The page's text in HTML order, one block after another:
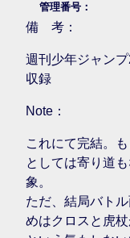
管理番号：
備 考：
週刊少年ジャン
収録
Note：
これにて完結。
としては寄り道
象。
ただ、結局バト
めはクロスと虎